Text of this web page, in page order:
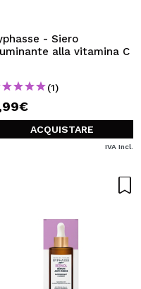
potrai fare i tuoi
lo stato dei tuoi ordini e
- Siero
alla vitamina C
(1)
ACQUISTARE
IVA Incl.